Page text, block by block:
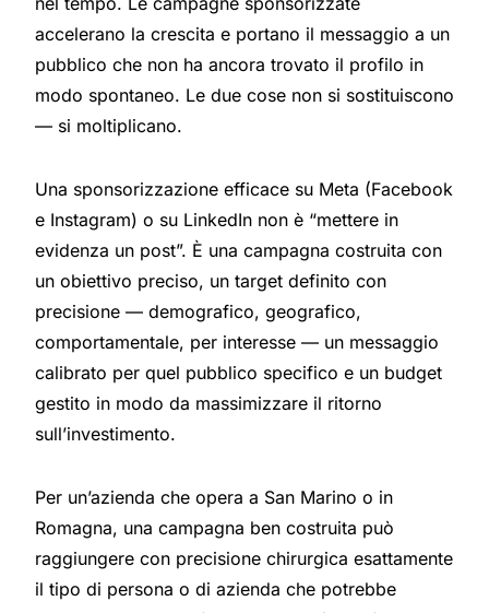
accelerano la crescita e portano il messaggio a un
pubblico che non ha ancora trovato il profilo in
modo spontaneo. Le due cose non si sostituiscono
— si moltiplicano.
Una sponsorizzazione efficace su Meta (Facebook
e Instagram) o su LinkedIn non è “mettere in
evidenza un post”. È una campagna costruita con
un obiettivo preciso, un target definito con
precisione — demografico, geografico,
comportamentale, per interesse — un messaggio
calibrato per quel pubblico specifico e un budget
gestito in modo da massimizzare il ritorno
sull’investimento.
Per un’azienda che opera a San Marino o in
Romagna, una campagna ben costruita può
raggiungere con precisione chirurgica esattamente
il tipo di persona o di azienda che potrebbe